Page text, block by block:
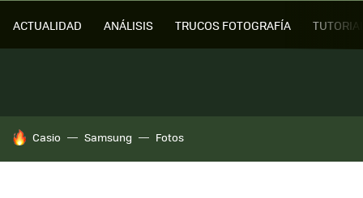
ACTUALIDAD ANÁLISIS TRUCOS FOTOGRAFÍA
HOY SE HABLA DE
Casio Samsung Fotos